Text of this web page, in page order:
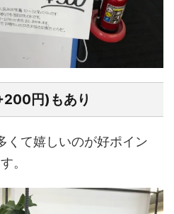
円)もあり
くて嬉しいのが好ポイン
。